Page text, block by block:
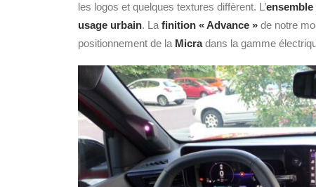
les logos et quelques textures diffèrent. L’
usage urbain. La finition « Advance » de notre
positionnement de la Micradans la gamme